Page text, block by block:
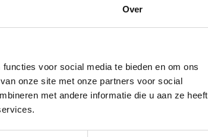
Over
voor social media te bieden en om ons
onze site met onze partners voor social
met andere informatie die u aan ze heeft